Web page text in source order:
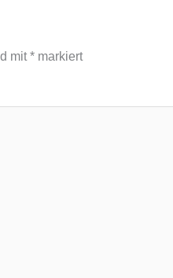
mit*markiert